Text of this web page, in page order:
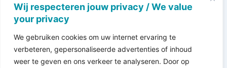
Wij respecteren jouw privacy / We value
your privacy
We gebruiken cookies om uw internet ervaring te
verbeteren, gepersonaliseerde advertenties of inhoud
weer te geven en ons verkeer te analyseren. Door op